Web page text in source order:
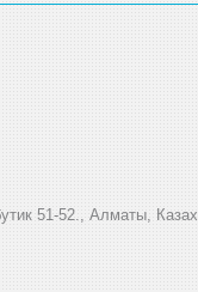
51-52., Алматы,